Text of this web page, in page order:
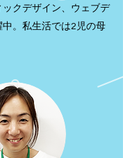
クデザイン、ウェブデ
。私生活では2児の母